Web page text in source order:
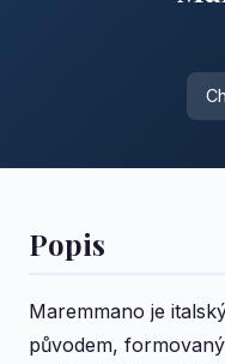
Popis
Maremmano je
původem,